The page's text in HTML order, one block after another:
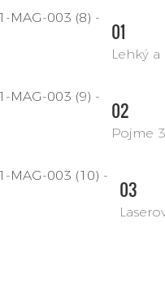
01
Lehký
02
Pojme
03